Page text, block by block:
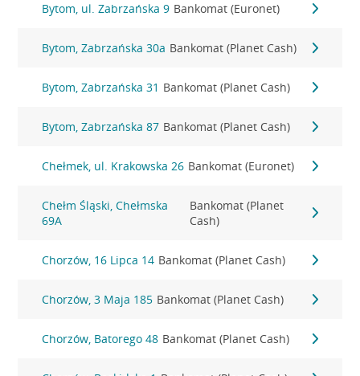
Bytom, ul. Zabrzańska 9 Bankomat (Euronet)
Bytom, Zabrzańska 30a Bankomat (Planet Cash)
Bytom, Zabrzańska 31 Bankomat (Planet Cash)
Bytom, Zabrzańska 87 Bankomat (Planet Cash)
Chełmek, ul. Krakowska 26 Bankomat (Euronet)
Chełm Śląski, Chełmska
69A
Bankomat (Planet
Cash)
Chorzów, 16 Lipca 14 Bankomat (Planet Cash)
Chorzów, 3 Maja 185 Bankomat (Planet Cash)
Chorzów, Batorego 48 Bankomat (Planet Cash)